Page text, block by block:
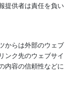
提供者は責任を負い
からは外部のウェブ
ンク先のウェブサイ
内容の信頼性などに